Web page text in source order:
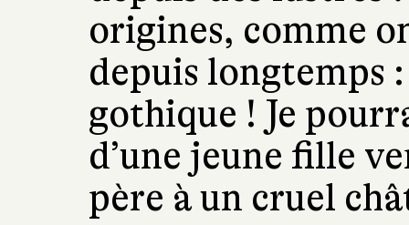
origines, comme
depuis longtemps
gothique ! Je
d’une jeune fille
père à un cruel